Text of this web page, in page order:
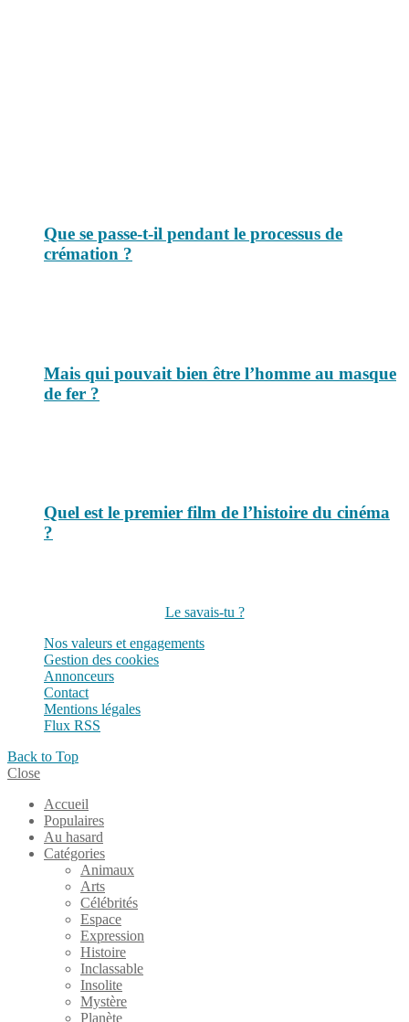
Que se passe-t-il pendant le processus de
crémation ?
Mais qui pouvait bien être l’homme au masque
de fer ?
Quel est le premier film de l’histoire du cinéma
?
Le savais-tu ?
Nos valeurs et engagements
Gestion des cookies
Annonceurs
Contact
Mentions légales
Flux RSS
Back to Top
Close
Accueil
Populaires
Au hasard
Catégories
Animaux
Arts
Célébrités
Espace
Expression
Histoire
Inclassable
Insolite
Mystère
Planète